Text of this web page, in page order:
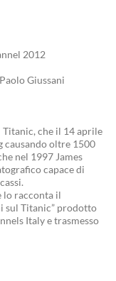
2012
Giussani
Titanic, che il 14 aprile
causando oltre 1500
nel 1997 James
capace di
lo racconta il
sul Titanic” prodotto
Italy e trasmesso